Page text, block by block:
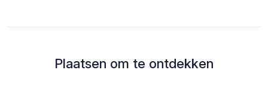
Plaatsen om te ontdekken